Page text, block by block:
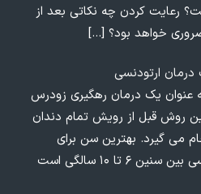
رعایت کردن چه نکاتی بعد از
خواهد بود؟[…]
درمان ارتودنسی
عنوان یک درمان رهگیری زودرس
روش قبل از رویش تمام دندان
می گیرد. بهترین سن برای
تا ۱۰ سالگی است